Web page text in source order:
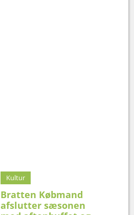
Kultur
Bratten Købmand
afslutter sæsonen